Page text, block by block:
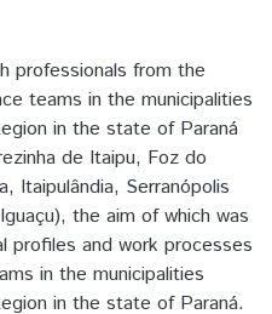
professionals from the
teams in the municipalities
in the state of Paraná
de Itaipu, Foz do
Itaipulândia, Serranópolis
the aim of which was
profiles and work processes
in the municipalities
in the state of Paraná.